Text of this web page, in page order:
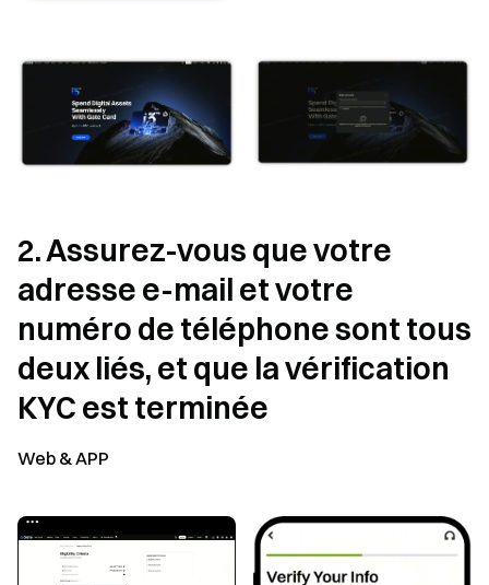
2. Assurez-vous que votre
adresse e-mail et votre
numéro de téléphone sont tous
deux liés, et que la vérification
KYC est terminée
Web & APP